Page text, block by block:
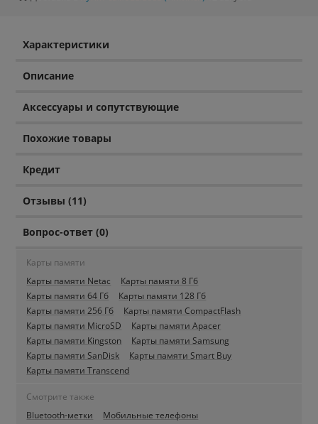
Характеристики
Описание
Аксессуары и сопутствующие
Похожие товары
Кредит
Отзывы (11)
Вопрос-ответ (0)
Карты памяти
Карты памяти Netac
Карты памяти 8 Гб
Карты памяти 64 Гб
Карты памяти 128 Гб
Карты памяти 256 Гб
Карты памяти CompactFlash
Карты памяти MicroSD
Карты памяти Apacer
Карты памяти Kingston
Карты памяти Samsung
Карты памяти SanDisk
Карты памяти Smart Buy
Карты памяти Transcend
Смотрите также
Bluetooth-метки
Мобильные телефоны